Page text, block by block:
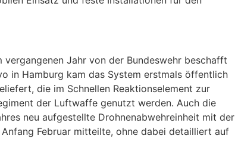
Jahr von der Bundeswehr beschafft
in Hamburg kam das System erstmals öffentlich
die im Schnellen Reaktionselement zur
der Luftwaffe genutzt werden. Auch die
neu aufgestellte Drohnenabwehreinheit mit der
Februar mitteilte, ohne dabei detailliert auf